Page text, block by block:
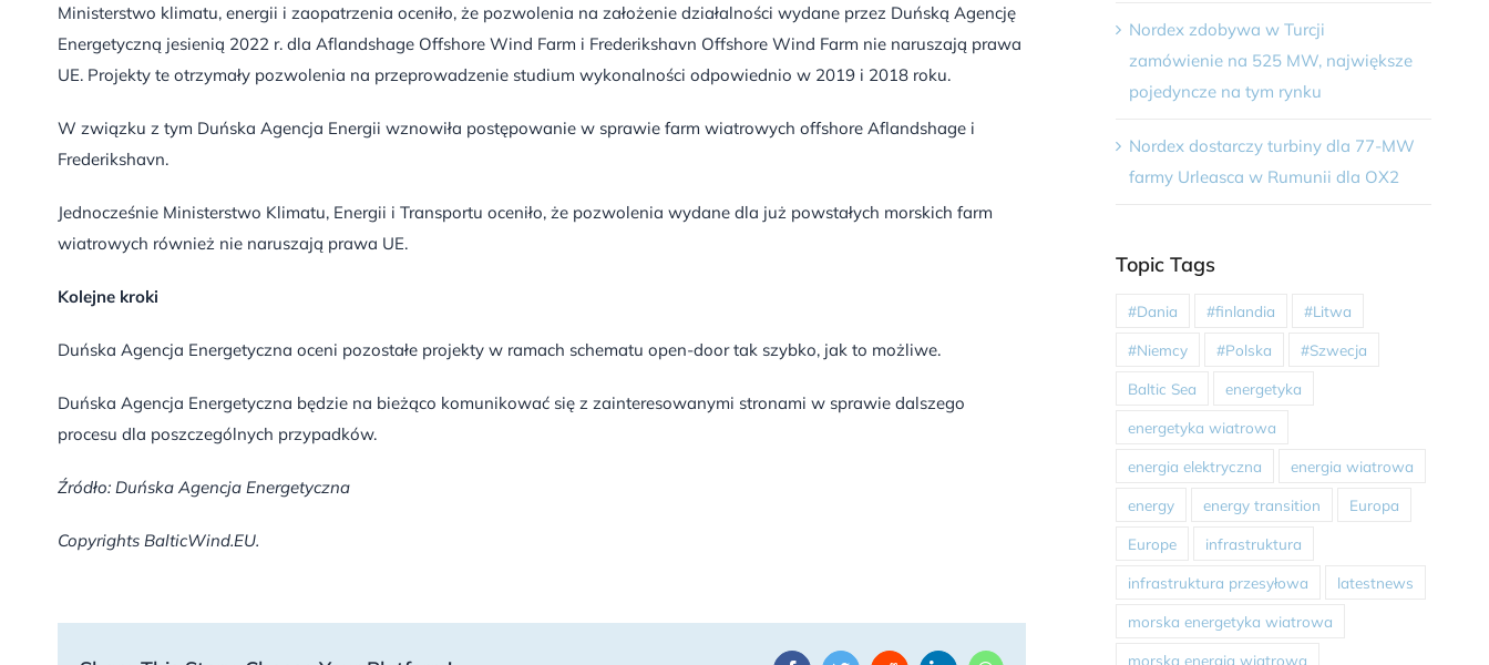
Ministerstwo klimatu, energii i zaopatrzenia oceniło, że pozwolenia na założenie działalności wydane przez Duńską Agencję
Energetyczną jesienią 2022 r. dla Aflandshage Offshore Wind Farm i Frederikshavn Offshore Wind Farm nie naruszają prawa
UE. Projekty te otrzymały pozwolenia na przeprowadzenie studium wykonalności odpowiednio w 2019 i 2018 roku.
W związku z tym Duńska Agencja Energii wznowiła postępowanie w sprawie farm wiatrowych offshore Aflandshage i
Frederikshavn.
Jednocześnie Ministerstwo Klimatu, Energii i Transportu oceniło, że pozwolenia wydane dla już powstałych morskich farm
wiatrowych również nie naruszają prawa UE.
Kolejne kroki
Duńska Agencja Energetyczna oceni pozostałe projekty w ramach schematu open-door tak szybko, jak to możliwe.
Duńska Agencja Energetyczna będzie na bieżąco komunikować się z zainteresowanymi stronami w sprawie dalszego
procesu dla poszczególnych przypadków.
Źródło: Duńska Agencja Energetyczna
Copyrights BalticWind.EU.
Nordex zdobywa w Turcji
zamówienie na 525 MW, największe
pojedyncze na tym rynku
Nordex dostarczy turbiny dla 77-MW
farmy Urleasca w Rumunii dla OX2
Topic Tags
#Dania #finlandia #Litwa
#Niemcy #Polska #Szwecja
Baltic Sea energetyka
energetyka wiatrowa
energia elektryczna energia wiatrowa
energy energy transition Europa
Europe infrastruktura
infrastruktura przesyłowa latestnews
morska energetyka wiatrowa
morska energia wiatrowa